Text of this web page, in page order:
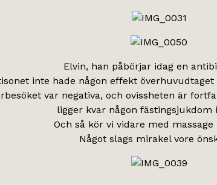
Elvin, han påbörjar idag en
inte hade någon effekt
var negativa, och ovissheten är
ligger kvar någon fästingsjukdom
Och så kör vi vidare med massage
Något slags mirakel vore